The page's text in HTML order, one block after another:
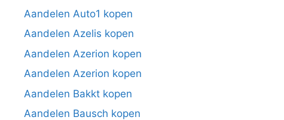
Aandelen Auto1 kopen
Aandelen Azelis kopen
Aandelen Azerion kopen
Aandelen Azerion kopen
Aandelen Bakkt kopen
Aandelen Bausch kopen